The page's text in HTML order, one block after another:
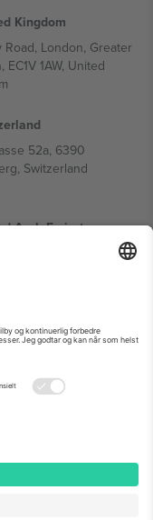
Kingdom
Road, London, Greater
EC1V 1AW, United
52a, 6390
Switzerland
Arab Emirates
Silicon Oasis, DDP
sjekk spesifikke